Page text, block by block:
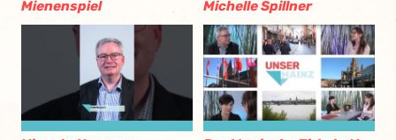
Mienenspiel Michelle Spillner